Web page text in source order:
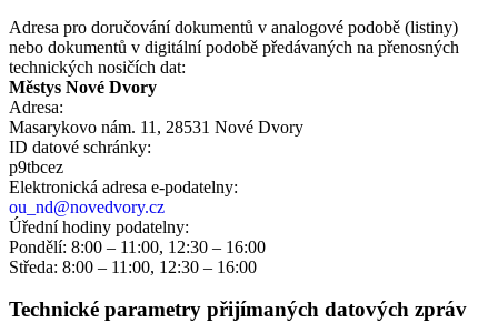
Adresa pro doručování dokumentů v analogové podobě (listiny)
nebo dokumentů v digitální podobě předávaných na přenosných
technických nosičích dat:
Městys Nové Dvory
Adresa:
Masarykovo nám. 11, 28531 Nové Dvory
ID datové schránky:
p9tbcez
Elektronická adresa e‑podatelny:
ou_nd@novedvory.cz
Úřední hodiny podatelny:
Pondělí: 8:00 – 11:00, 12:30 – 16:00
Středa: 8:00 – 11:00, 12:30 – 16:00
Technické parametry přijímaných datových zpráv